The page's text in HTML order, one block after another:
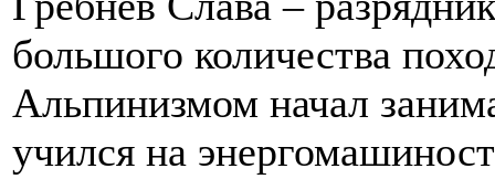
большого количества
Альпинизмом начал
учился на